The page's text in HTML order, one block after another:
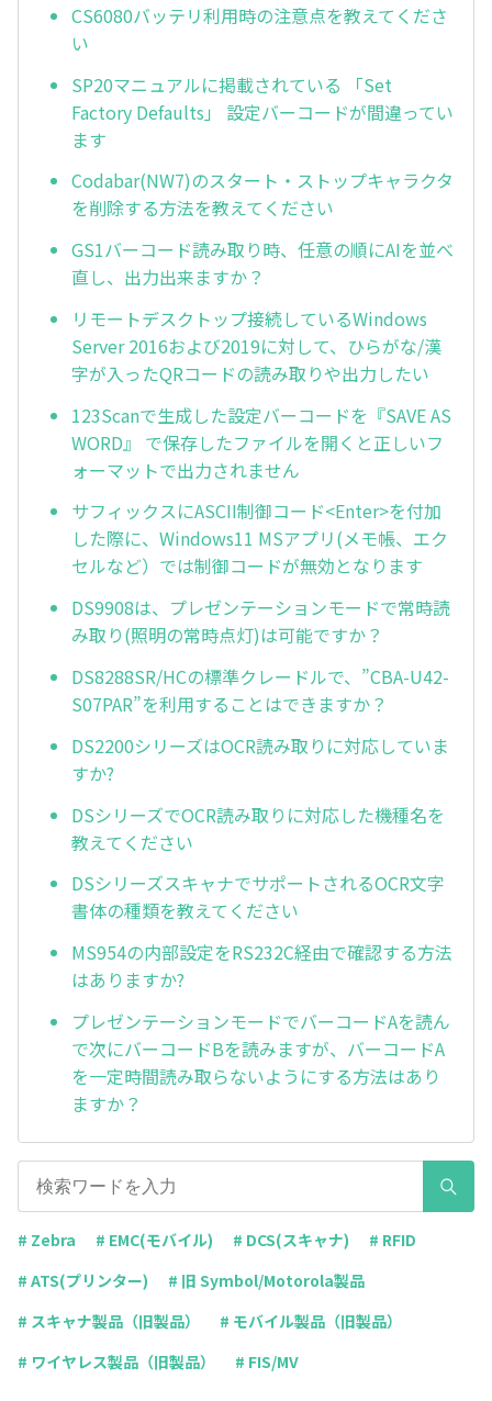
CS6080バッテリ利用時の注意点を教えてくださ
い
SP20マニュアルに掲載されている 「Set
Factory Defaults」 設定バーコードが間違ってい
ます
Codabar(NW7)のスタート・ストップキャラクタ
を削除する方法を教えてください
GS1バーコード読み取り時、任意の順にAIを並べ
直し、出力出来ますか？
リモートデスクトップ接続しているWindows
Server 2016および2019に対して、ひらがな/漢
字が入ったQRコードの読み取りや出力したい
123Scanで生成した設定バーコードを『SAVE AS
WORD』 で保存したファイルを開くと正しいフ
ォーマットで出力されません
サフィックスにASCII制御コード<Enter>を付加
した際に、Windows11 MSアプリ(メモ帳、エク
セルなど）では制御コードが無効となります
DS9908は、プレゼンテーションモードで常時読
み取り(照明の常時点灯)は可能ですか？
DS8288SR/HCの標準クレードルで、”CBA-U42-
S07PAR”を利用することはできますか？
DS2200シリーズはOCR読み取りに対応していま
すか?
DSシリーズでOCR読み取りに対応した機種名を
教えてください
DSシリーズスキャナでサポートされるOCR文字
書体の種類を教えてください
MS954の内部設定をRS232C経由で確認する方法
はありますか?
プレゼンテーションモードでバーコードAを読ん
で次にバーコードBを読みますが、バーコードA
を一定時間読み取らないようにする方法はあり
ますか？
# Zebra # EMC(モバイル) # DCS(スキャナ)
# RFID
# ATS(プリンター)
# 旧 Symbol/Motorola製品
# スキャナ製品（旧製品）
# モバイル製品（旧製品）
# ワイヤレス製品（旧製品）
# FIS/MV